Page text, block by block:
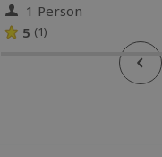
1 Person
5 (1)